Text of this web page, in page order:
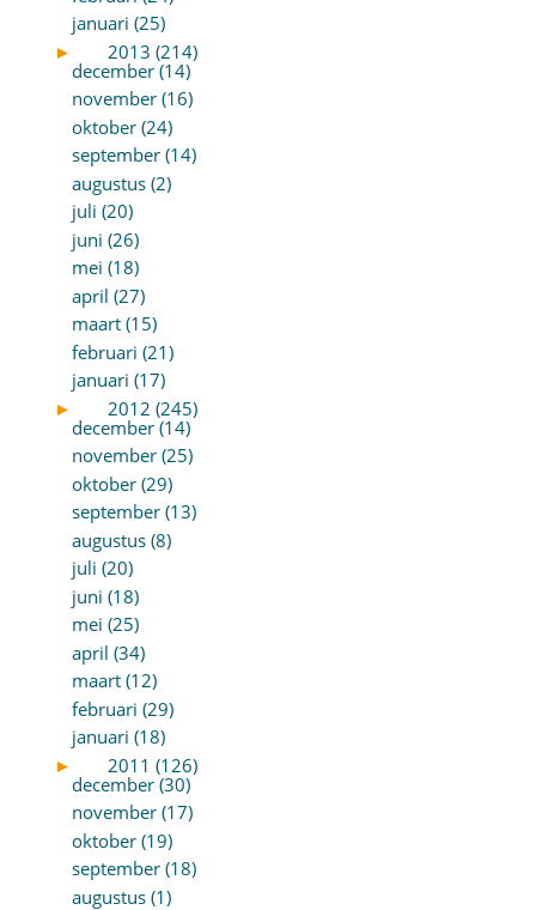
januari (25)
►
2013 (214)
december (14)
november (16)
oktober (24)
september (14)
augustus (2)
juli (20)
juni (26)
mei (18)
april (27)
maart (15)
februari (21)
januari (17)
►
2012 (245)
december (14)
november (25)
oktober (29)
september (13)
augustus (8)
juli (20)
juni (18)
mei (25)
april (34)
maart (12)
februari (29)
januari (18)
►
2011 (126)
december (30)
november (17)
oktober (19)
september (18)
augustus (1)